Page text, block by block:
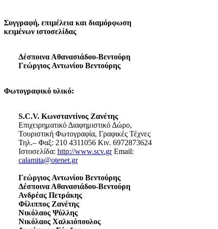
Συγγραφή, επιμέλεια και διαμόρφωση
κειμένων ιστοσελίδας
Δέσποινα Αθανασιάδου-Βεντούρη
Γεώργιος Αντωνίου Βεντούρης
Φωτογραφικό υλικό:
S.C.V. Κωνσταντίνος Ζανέτης
Επιχειρηματικό Διαφημιστικό Δώρο,
Τουριστική Φωτογραφία, Γραφικές Τέχνες
Τηλ.– Φαξ: 210 4311056 Κιν. 6972873624
Ιστοσελίδα: http://www.scv.grEmail:
calamita@otenet.gr
Γεώργιος Αντωνίου Βεντούρης
Δέσποινα Αθανασιάδου-Βεντούρη
Ανδρέας Πετράκης
Φίλιππος Ζανέτης
Νικόλαος Ψύλλης
Νικόλαος Χαλκιόπουλος